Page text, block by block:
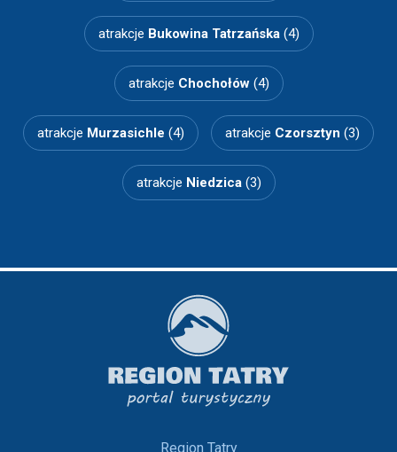
atrakcje Bukowina Tatrzańska(4)
atrakcje Chochołów(4)
atrakcje Murzasichle (4) atrakcje Czorsztyn (3)
atrakcje Niedzica(3)
Region Tatry